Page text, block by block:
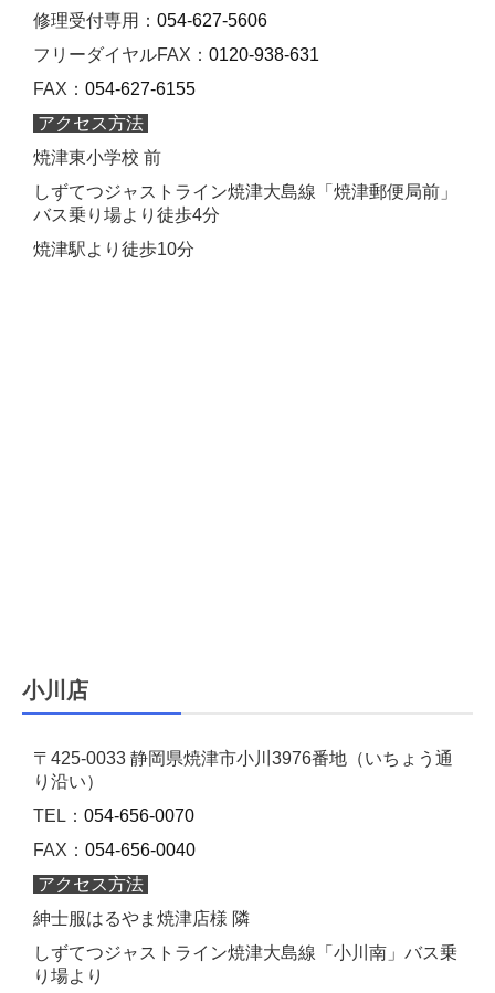
修理受付専用： 054-627-5606
フリーダイヤルFAX： 0120-938-631
FAX： 054-627-6155
アクセス方法
焼津東小学校 前
しずてつジャストライン焼津大島線「焼津郵便局前」
バス乗り場より徒歩4分
焼津駅より徒歩10分
小川店
〒425-0033 静岡県焼津市小川3976番地（いちょう通
り沿い）
TEL： 054-656-0070
FAX： 054-656-0040
アクセス方法
紳士服はるやま焼津店様 隣
しずてつジャストライン焼津大島線「小川南」バス乗
り場より